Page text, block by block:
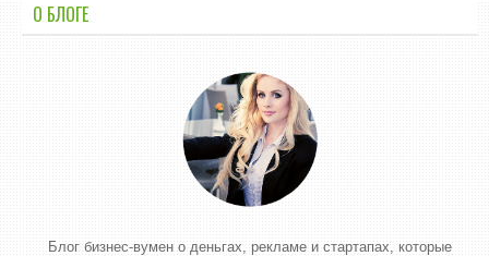
О БЛОГЕ
Блог бизнес-вумен о деньгах, рекламе и стартапах, которые